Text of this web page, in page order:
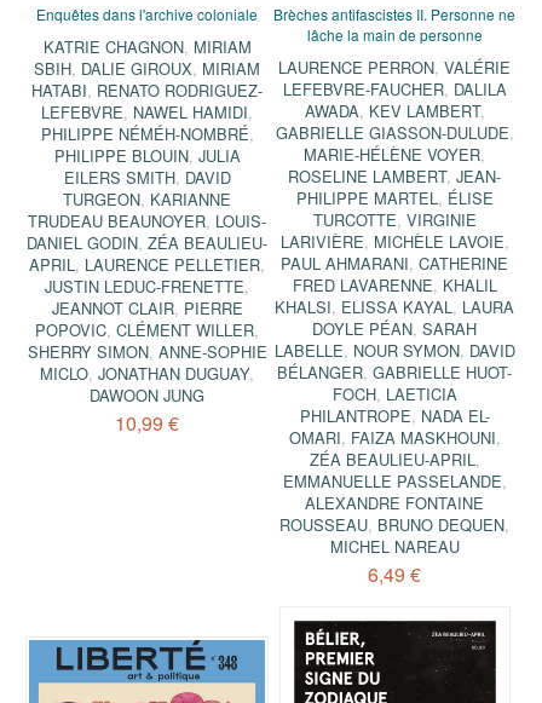
Enquêtes dans l'archive coloniale
KATRIE CHAGNON, MIRIAM
SBIH, DALIE GIROUX, MIRIAM
HATABI, RENATO RODRIGUEZ-
LEFEBVRE, NAWEL HAMIDI,
PHILIPPE NÉMÉH-NOMBRÉ,
PHILIPPE BLOUIN, JULIA
EILERS SMITH, DAVID
TURGEON, KARIANNE
TRUDEAU BEAUNOYER, LOUIS-
DANIEL GODIN,ZÉA BEAULIEU-
APRIL, LAURENCE PELLETIER,
JUSTIN LEDUC-FRENETTE,
JEANNOT CLAIR, PIERRE
POPOVIC,CLÉMENT WILLER,
SHERRY SIMON, ANNE-SOPHIE
MICLO,JONATHAN DUGUAY,
DAWOON JUNG
10,99 €
Brèches antifascistes II. Personne ne
lâche la main de personne
LAURENCE PERRON,VALÉRIE
LEFEBVRE-FAUCHER, DALILA
AWADA, KEV LAMBERT,
GABRIELLE GIASSON-DULUDE,
MARIE-HÉLÈNE VOYER,
ROSELINE LAMBERT,JEAN-
PHILIPPE MARTEL, ÉLISE
TURCOTTE, VIRGINIE
LARIVIÈRE, MICHÈLE LAVOIE,
PAUL AHMARANI,CATHERINE
FRED LAVARENNE, KHALIL
KHALSI, ELISSA KAYAL, LAURA
DOYLE PÉAN,SARAH
LABELLE, NOUR SYMON, DAVID
BÉLANGER,GABRIELLE HUOT-
FOCH, LAETICIA
PHILANTROPE, NADA EL-
OMARI, FAIZA MASKHOUNI,
ZÉA BEAULIEU-APRIL,
EMMANUELLE PASSELANDE,
ALEXANDRE FONTAINE
ROUSSEAU, BRUNO DEQUEN,
MICHEL NAREAU
6,49 €